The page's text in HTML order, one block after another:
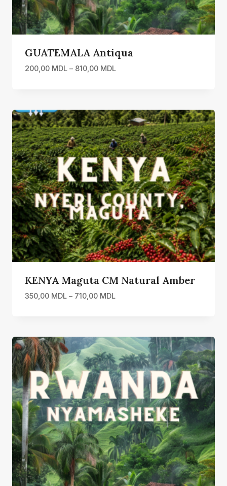
GUATEMALA Antiqua
200,00 MDL – 810,00 MDLInterval
până
la
810,00 MDL
KENYA Maguta CM Natural Amber
350,00 MDL – 710,00 MDL
până
710,00 MDL